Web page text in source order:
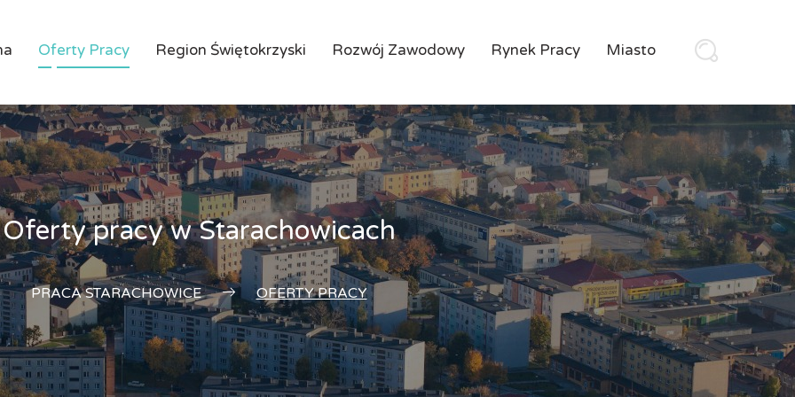
Oferty Pracy Region Świętokrzyski Rozwój Zawodowy Rynek Pracy Miasto
Oferty pracy w Starachowicach
PRACA STARACHOWICE OFERTY PRACY